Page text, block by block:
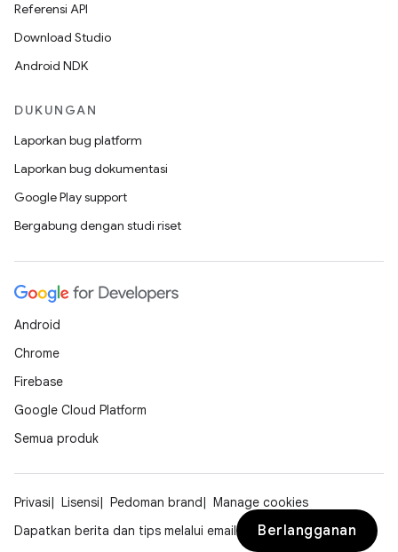
Referensi API
Download Studio
Android NDK
DUKUNGAN
Laporkan bug platform
Laporkan bug dokumentasi
Google Play support
Bergabung dengan studi riset
Android
Chrome
Firebase
Google Cloud Platform
Semua produk
Privasi Lisensi Pedoman brand
Manage cookies
Dapatkan berita dan tips melalui email
Berlangganan